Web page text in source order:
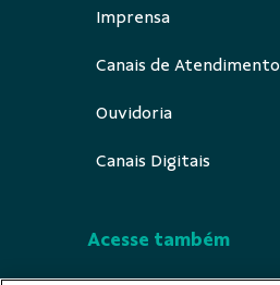
Imprensa
Canais de Atendimento
Ouvidoria
Canais Digitais
Acesse também